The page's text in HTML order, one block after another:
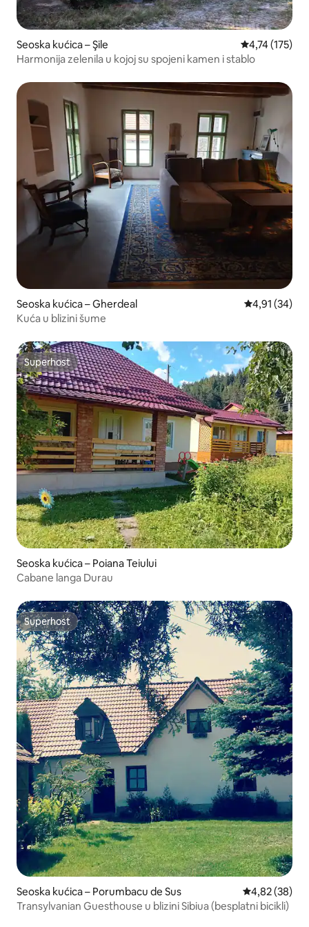
Seoska kućica – Şile Prosječna
4,74 (175)
Harmonija zelenila u kojoj su spojeni kamen i stablo
Seoska kućica – Gherdeal Prosječna
4,91 (34)
Kuća u blizini šume
Superhost
Superhost
Seoska kućica – Poiana Teiului
Cabane langa Durau
Superhost
Superhost
Seoska kućica – Porumbacu de Sus Prosječna
4,82 (38)
Transylvanian Guesthouse u blizini Sibiua (besplatni bicikli)